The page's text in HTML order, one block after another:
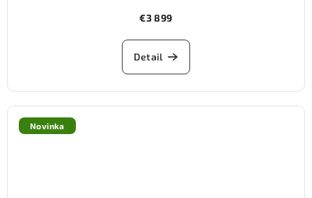
€3 899
Detail
Novinka